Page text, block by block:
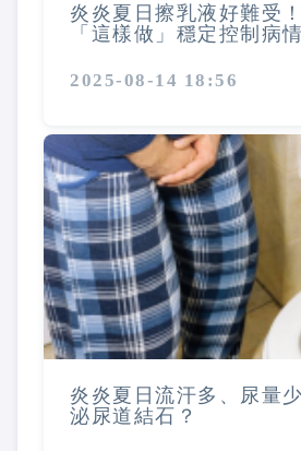
炎炎夏日擦乳液好難受
「這樣做」穩定控制病情
2025-08-14 18:56
炎炎夏日流汗多、尿量
泌尿道結石？